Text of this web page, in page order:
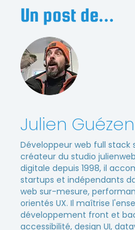
Un post de...
Julien
Développeur web full stack
créateur du studio
digitale depuis 1998, il
startups et indépendants
web sur-mesure,
orientés UX. Il maîtrise
développement front et
accessibilité, design UI,